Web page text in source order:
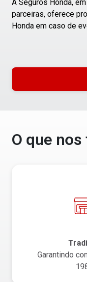
A Seguros Honda,
parceiras, oferece
Honda em caso de
O que
Garantindo